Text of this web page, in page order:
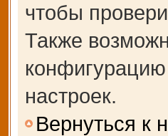
чтобы
Также
настроек.
Вернуться к